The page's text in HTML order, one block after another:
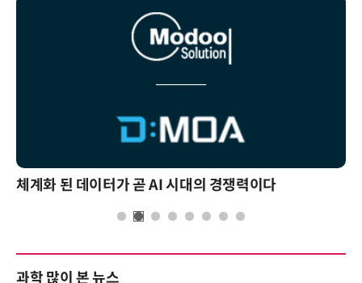
체계화 된 데이터가 곧 AI 시대의 경쟁력이다
과학 많이 본 뉴스